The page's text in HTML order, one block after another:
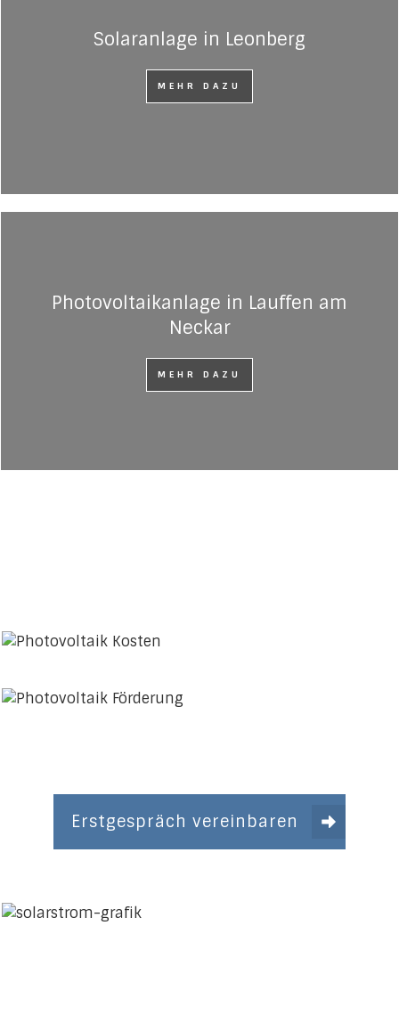
Solaranlage in Leonberg
MEHR DAZU
Photovoltaikanlage in Lauffen am
Neckar
MEHR DAZU
Erstgespräch vereinbaren